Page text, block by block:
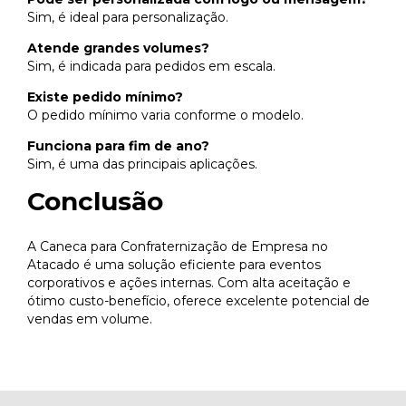
Sim, é ideal para personalização.
Atende grandes volumes?
Sim, é indicada para pedidos em escala.
Existe pedido mínimo?
O pedido mínimo varia conforme o modelo.
Funciona para fim de ano?
Sim, é uma das principais aplicações.
Conclusão
A Caneca para Confraternização de Empresa no
Atacado é uma solução eficiente para eventos
corporativos e ações internas. Com alta aceitação e
ótimo custo-benefício, oferece excelente potencial de
vendas em volume.